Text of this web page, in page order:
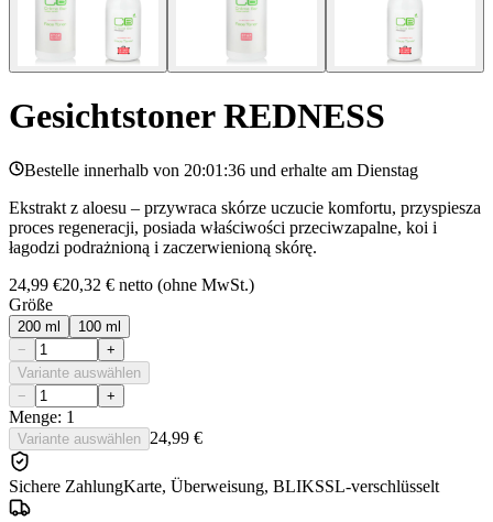
Gesichtstoner REDNESS
Bestelle innerhalb von 20:01:36 und erhalte am Dienstag
Ekstrakt z aloesu – przywraca skórze uczucie komfortu, przyspiesza
proces regeneracji, posiada właściwości przeciwzapalne, koi i
łagodzi podrażnioną i zaczerwienioną skórę.
24,99 €20,32 € netto (ohne MwSt.)
Größe
200 ml
100 ml
−
+
Variante auswählen
−
+
Menge: 1
Variante auswählen 24,99 €
Sichere ZahlungKarte, Überweisung, BLIKSSL-verschlüsselt